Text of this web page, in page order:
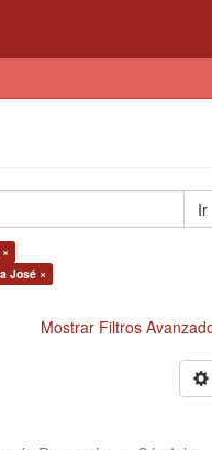
Ir
José ×
Mostrar Filtros